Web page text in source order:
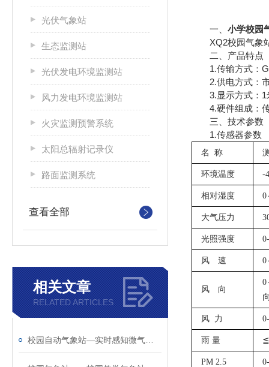
光伏气象站
生态监测站
光伏发电环境监测站
风力发电环境监测站
火灾监测预警系统
太阳总辐射记录仪
路面监测系统
查看全部
相关文章
RELATED ARTICLES
一、 小学校园
XQ2校园气象站
二、产品特点
1.传输方式：
2.供电方式：
3.显示方式：1
4.硬件组成：传
三、技术参数
1.传感器参数
名 称
环境温度 -
相对湿度 0
大气压力
光照强度
风 速 0
风 向
0
风 力
雨 量
PM 2.5